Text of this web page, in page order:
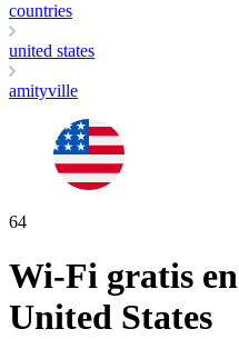
countries
united states
amityville
64
Wi-Fi gratis en
United States